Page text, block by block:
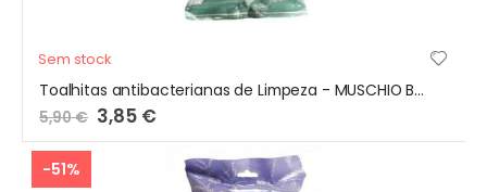
Sem stock
Toalhitas antibacterianas de Limpeza - MUSCHIO BIANCO
5,90 € Preço
Especial
3,85 €
-51%